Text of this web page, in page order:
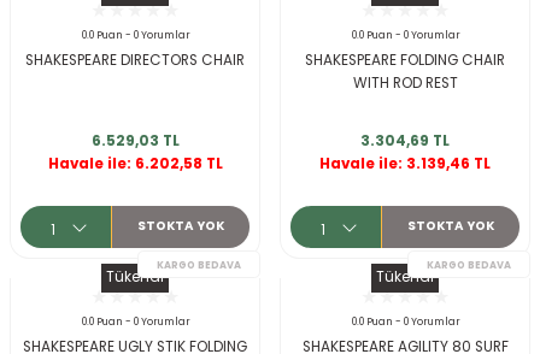
0.0 Puan - 0 Yorumlar
SHAKESPEARE DIRECTORS CHAIR
6.529,03 TL
Havale ile: 6.202,58 TL
STOKTA YOK
0.0 Puan - 0 Yorumlar
SHAKESPEARE FOLDING CHAIR
WITH ROD REST
3.304,69 TL
Havale ile: 3.139,46 TL
STOKTA YOK
Tükendi
0.0 Puan - 0 Yorumlar
SHAKESPEARE UGLY STIK FOLDING
Tükendi
0.0 Puan - 0 Yorumlar
SHAKESPEARE AGILITY 80 SURF